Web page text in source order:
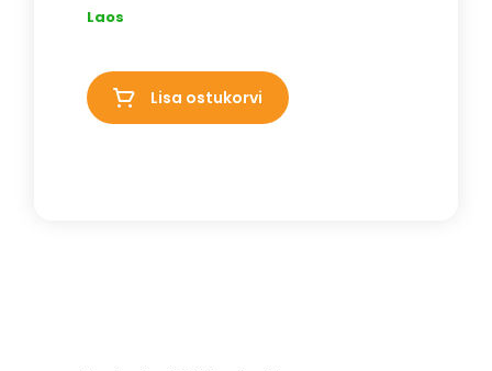
Laos
Lisa ostukorvi